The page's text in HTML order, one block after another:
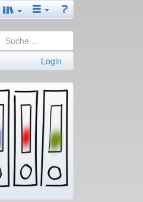
Login